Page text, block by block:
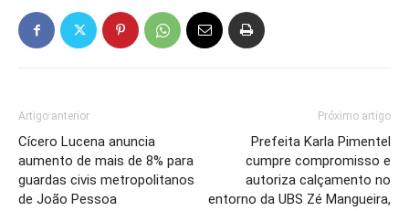
Artigo anterior
Cícero Lucena anuncia
aumento de mais de 8% para
guardas civis metropolitanos
de João Pessoa
Próximo artigo
Prefeita Karla Pimentel
cumpre compromisso e
autoriza calçamento no
entorno da UBS Zé Mangueira,